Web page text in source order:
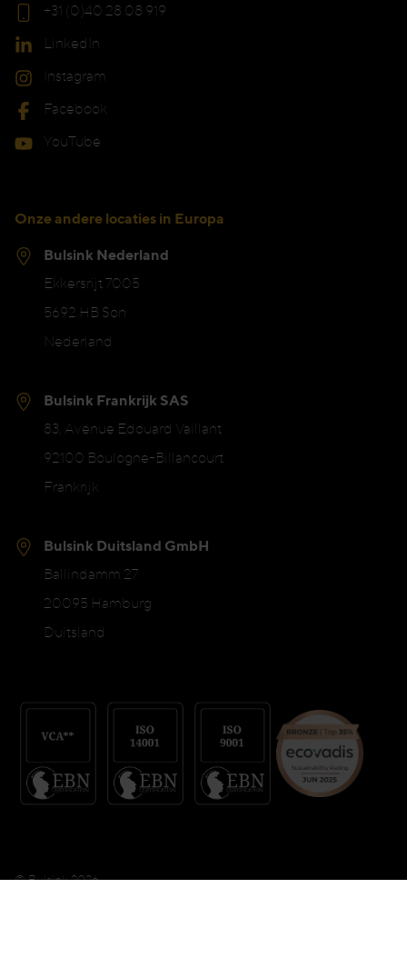
+31 (0)40 28 08 919
LinkedIn
Instagram
Facebook
YouTube
Onze andere locaties in Europa
Bulsink Nederland
Ekkersrijt 7005
5692 HB Son
Nederland
Bulsink Frankrijk SAS
83, Avenue Edouard Vaillant
92100 Boulogne-Billancourt
Frankrijk
Bulsink Duitsland GmbH
Ballindamm 27
20095 Hamburg
Duitsland
© Bulsink 2026